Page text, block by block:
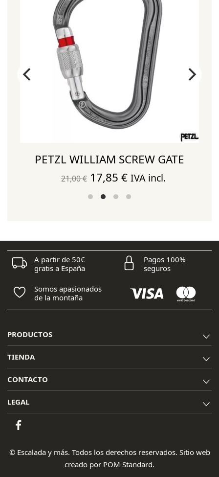
PETZL WILLIAM SCREW GATE
21,00€ El
precio
21,00 €.
17,85 €El
precio
17,85 €.
IVA incl.
A partir de 50€
gratis a España
Pagos 100%
seguros
Somos apasionados
de la montaña
PRODUCTOS
TIENDA
CONTACTO
LEGAL
© Escalada y más. Todos los derechos reservados. Sitio web
creado por POM Standard.